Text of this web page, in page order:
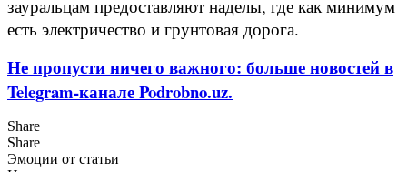
зауральцам предоставляют наделы, где как минимум
есть электричество и грунтовая дорога.
Не пропусти ничего важного: больше новостей в
Telegram-канале Podrobno.uz.
Share
Share
Эмоции от статьи